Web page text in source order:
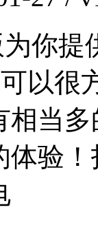
你
以很
相当
体验